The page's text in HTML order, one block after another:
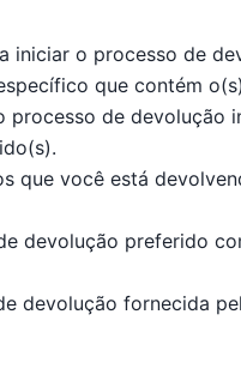
iniciar o processo de
que contém
processo de devolução
que você está
devolução preferido
devolução fornecida